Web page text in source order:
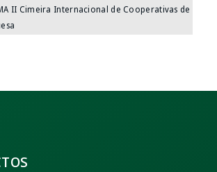
II Cimeira Internacional de Cooperativas de